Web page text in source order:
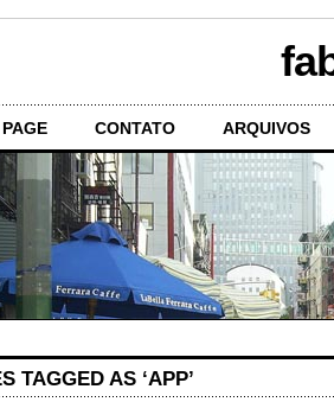
CONTATO ARQUIVOS
TAGGED AS ‘APP’